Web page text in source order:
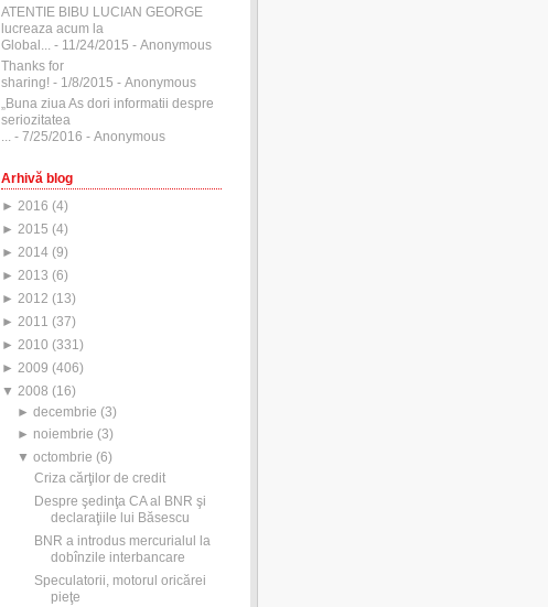
ATENTIE BIBU LUCIAN GEORGE
lucreaza acum la
Global... - 11/24/2015 - Anonymous
Thanks for
sharing! - 1/8/2015 - Anonymous
„Buna ziua As dori informatii despre
seriozitatea
... - 7/25/2016 - Anonymous
Arhivă blog
► 2016 (4)
► 2015 (4)
► 2014 (9)
► 2013 (6)
► 2012 (13)
► 2011 (37)
► 2010 (331 )
► 2009 (406)
▼ 2008 (16)
►decembrie (3)
► noiembrie (3)
▼octombrie (6)
Criza cărţilor de credit
Despre şedinţa CA al BNR şi
declaraţiile lui Băsescu
BNR a introdus mercurialul la
dobînzile interbancare
Speculatorii, motorul oricărei
pieţe